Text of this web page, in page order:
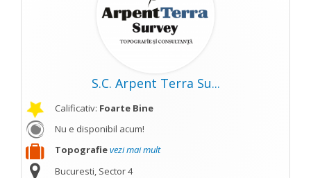
S.C. Arpent Terra Su...
Calificativ: Foarte Bine
Nu e disponibil acum!
Topografievezi mai mult
Bucuresti, Sector 4